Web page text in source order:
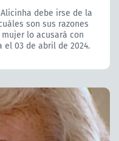
debe irse de la
son sus razones
lo acusará con
03 de abril de 2024.